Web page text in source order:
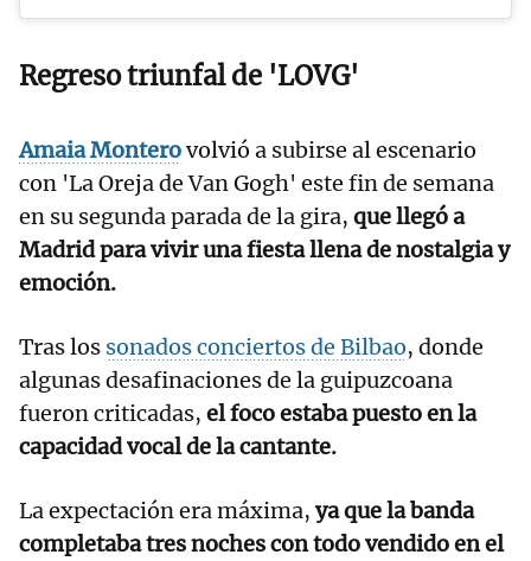
Regreso triunfal de 'LOVG'
Amaia Monterovolvió a subirse al escenario
con 'La Oreja de Van Gogh' este fin de semana
en su segunda parada de la gira, que llegó a
Madrid para vivir una fiesta llena de nostalgia y
emoción.
Tras los sonados conciertos de Bilbao, donde
algunas desafinaciones de la guipuzcoana
fueron criticadas, el foco estaba puesto en la
capacidad vocal de la cantante.
La expectación era máxima, ya que la banda
completaba tres noches con todo vendido en el